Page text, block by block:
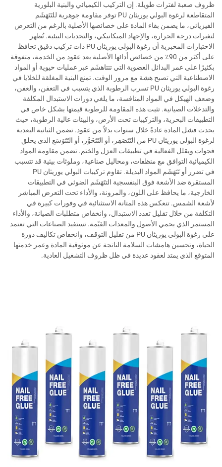
ظروف صعبة لفترات طويلة. إن التركيب الكيميائي والبنية البلورية
المتقاطعة لرغوة البولي يوريثان PU توفر مقاومة جوهرية للتَتَهَشَم
الفيزيائي، ما يضمن بقاء المادة على خصائصها الأصلية بالرغم من التعرض
لتغيرات درجة الحرارة، والإجهاد الميكانيكي، والتحديات البيئية. تُظهر
الاختبارات المخبرية أن رغوة البولي يوريثان PU ذات تركيب دقيق تحافظ
على أكثر من 90٪ من خصائص أدائها الأصلية بعد عقود من الخدمة، متفوقة
بكثيرًا على عمر البدائل العضوية التي تتتاهشَم عبر عمليات حيوية أو المواد
الاصطناعية التي تصبح هشة مع مرور الوقت. تمنع البنية المغلقة للخلايا في
رغوة البولي يوريثان PU تسرب الرطوبة الذي يتسبب في التعفن، والعفن،
وضعف الهيكل في المواد المنافسة، ما يلغي دورات الاستبدال المكلفة
والتدخلات الصيانية. تثبت هذه المقاومة للرطوبة قيمتها بشكل خاص في
التطبيقات البحرية، والتركيبات تحت الأرض، والبيئات عالية الرطوبة، حيث
يحدث فشل المادة عادةً خلال سنوات بدلاً من عقود. تضمن الثباتية البعدية
لرغوة البولي يوريثان PU من التَتَصَفِر، أو التَتَحَوَّر، أو التَتَوَسَع الذي يخلق
فجوات ويقلل الفعالية في تطبيقات العزل والختم. تضمن مقاومة المواد
الكيميائية التوافق مع منظفات، ومحاليل صناعية، وملوثات بيئية قد تتسبب
في تضرر أو تَتَهَشَم المواد البديلة. تقاوم تركيبات البولي يوريثان PU
المستقرة ضد الأشعة فوق البنفسجية التتَهَشَم الضوئي في التطبيقات
الخارجية، ما يحافظ على اللون، والمرونة، والأداء تحت التعرض المباشر
لأشعة الشمس. تنعكس هذه المتانة الاستثنائية في وفورات كبيرة في
التكلفة من خلال تقليل تعدد الاستبدال، وانخفاض متطلبات الصيانة، والأداء
المستمر الذي يحمي الأصول والمعدات القيّمة. تستفيد الصناعات التي تعتمد
على رغوة البولي يوريثان PU من تقليل التوقف، وانخفاض تكاليف دورة
الحياة، وتحسين هامشات السلامة الناتجة عن موثوقية المادة وعمر خدمتها
المتوقع الذي يمتد لعقود عديدة في ظل ظروف التشغيل العادية.